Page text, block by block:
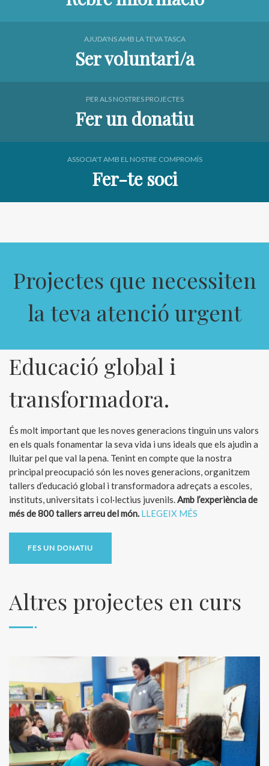
AJUDA'NS AMB LA TEVA TASCA
Ser voluntari/a
PER ALS NOSTRES PROJECTES
Fer un donatiu
ASSOCIA'T AMB EL NOSTRE COMPROMÍS
Fer-te soci
Projectes que necessiten
la teva atenció urgent
Educació global i
transformadora.
És molt important que les noves generacions tinguin uns valors
en els quals fonamentar la seva vida i uns ideals que els ajudin a
lluitar pel que val la pena. Tenint en compte que la nostra
principal preocupació són les noves generacions, organitzem
tallers d’educació global i transformadora adreçats a escoles,
instituts, universitats i col·lectius juvenils.Amb l’experiència de
més de 800 tallers arreu del món. LLEGEIX MÉS
FES UN DONATIU
Altres projectes en curs